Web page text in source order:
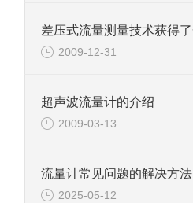
2009-12-31
超声波流量计的介绍
2009-03-13
流量计常见问题的解决方法
2025-05-12